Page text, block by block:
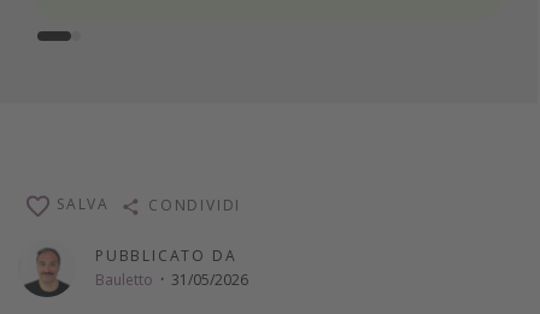
PUBBLICATO DA
Bauletto · 31/05/2026
SALVA CONDIVIDI